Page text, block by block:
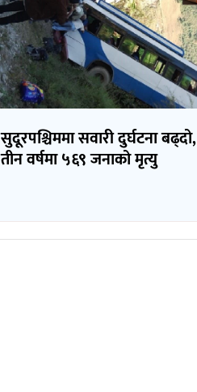
सुदूरपश्चिममा सवारी दुर्घटना बढ्दो,
तीन वर्षमा ५६९ जनाको मृत्यु